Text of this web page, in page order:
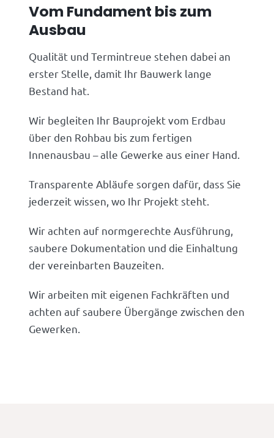
Vom Fundament bis zum
Ausbau
Qualität und Termintreue stehen dabei an
erster Stelle, damit Ihr Bauwerk lange
Bestand hat.
Wir begleiten Ihr Bauprojekt vom Erdbau
über den Rohbau bis zum fertigen
Innenausbau – alle Gewerke aus einer Hand.
Transparente Abläufe sorgen dafür, dass Sie
jederzeit wissen, wo Ihr Projekt steht.
Wir achten auf normgerechte Ausführung,
saubere Dokumentation und die Einhaltung
der vereinbarten Bauzeiten.
Wir arbeiten mit eigenen Fachkräften und
achten auf saubere Übergänge zwischen den
Gewerken.